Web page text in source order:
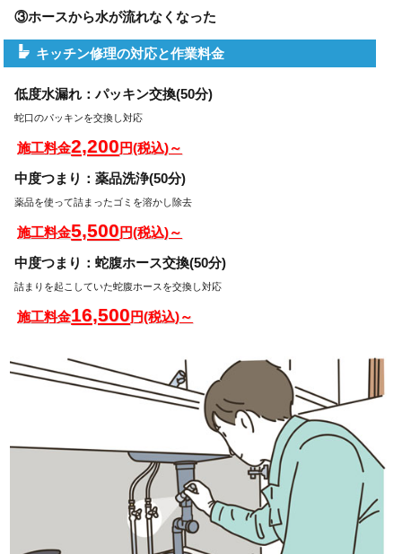
③ホースから水が流れなくなった
キッチン修理の対応と作業料金
低度水漏れ：パッキン交換(50分)
蛇口のパッキンを交換し対応
施工料金2,200円(税込)～
中度つまり：薬品洗浄(50分)
薬品を使って詰まったゴミを溶かし除去
施工料金5,500円(税込)～
中度つまり：蛇腹ホース交換(50分)
詰まりを起こしていた蛇腹ホースを交換し対応
施工料金16,500円(税込)～